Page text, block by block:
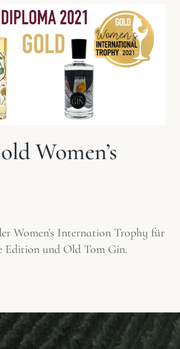
Women’s
Women’s Internation Trophy für
Edition und Old Tom Gin.